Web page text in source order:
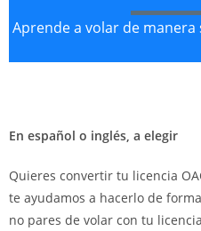
Aprende a volar de
En español o inglés, a elegir
Quieres convertir tu licencia
te ayudamos a hacerlo de
no pares de volar con tu